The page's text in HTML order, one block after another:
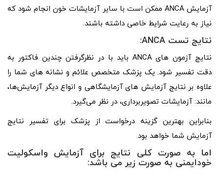
آزمایش ANCA ممکن است با سایر آزمایشات خون انجام شود که
نیاز به رعایت شرایط خاصی داشته باشند.
نتایج تست ANCA
:
نتایج آزمون های ANCA باید با در نظرگرفتن چندین فاکتور به
دقت تفسیر شود. یک پزشک متخصص علائم و نشانه ‌های شما را
علاوه بر نتایج آزمایش‌ های آزمایشگاهی و انواع دیگر آزمایش‌ها،
مانند: آزمایشات تصویربرداری، در نظر می‌گیرد.
بنابراین بهترین گزینه درخواست از پزشک برای تفسیر نتایج
آزمایش شما خواهد بود.
اما به صورت کلی نتایج برای آزمایش واسکولیت
خودایمنی به صورت زیر می باشد: